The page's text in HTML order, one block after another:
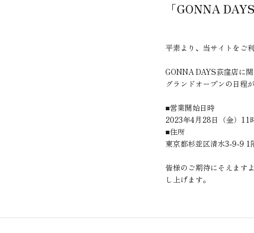
「GONNA
平素より、当サイトをご
GONNA DAYS荻窪店に
グランドオープンの日程
■営業開始日時
2023年4月28日（金）11
■住所
東京都杉並区清水3-9-9 1
皆様のご期待にそえます
し上げます。